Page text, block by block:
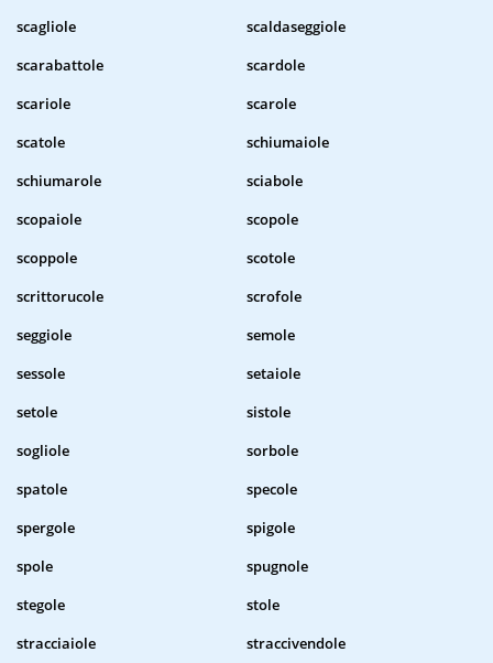
scagliole
scaldaseggiole
scarabattole
scardole
scariole
scarole
scatole
schiumaiole
schiumarole
sciabole
scopaiole
scopole
scoppole
scotole
scrittorucole
scrofole
seggiole
semole
sessole
setaiole
setole
sistole
sogliole
sorbole
spatole
specole
spergole
spigole
spole
spugnole
stegole
stole
stracciaiole
straccivendole